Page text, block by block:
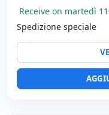
Porte video: VGA ·
Schermo specifico:
in altezza
Imballaggio hR
Dimensioni:
Receive on martedì
Spedizione speciale